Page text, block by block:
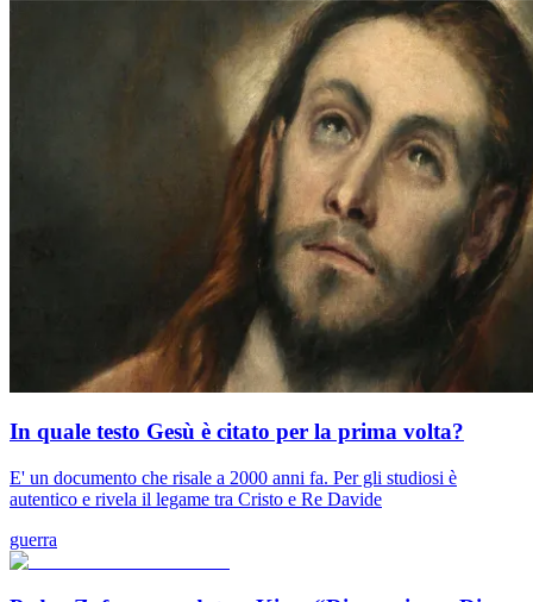
In quale testo Gesù è citato per la prima volta?
E' un documento che risale a 2000 anni fa. Per gli studiosi è
autentico e rivela il legame tra Cristo e Re Davide
guerra